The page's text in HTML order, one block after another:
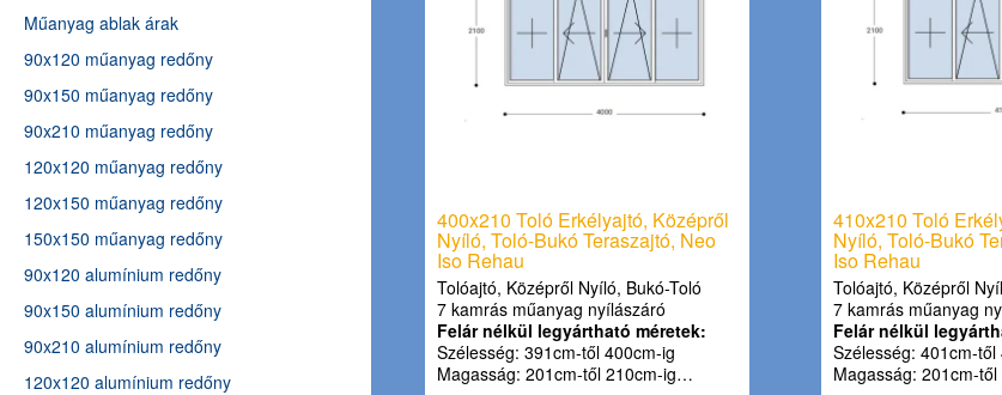
400x210 Toló Erkélyajtó, Középről
Nyíló, Toló-Bukó Teraszajtó, Neo
Iso Rehau
Tolóajtó, Középről Nyíló, Bukó-Toló
7 kamrás műanyag nyílászáró
Felár nélkül legyártható méretek:
Szélesség: 391cm-től 400cm-ig
Magasság: 201cm-től 210cm-ig…
410x210 Toló
Nyíló, Toló-Bukó
Iso Rehau
Tolóajtó, Középről
7 kamrás műanyag
Felár nélkül
Szélesség: 401cm-től
Magasság: 201cm-
Műanyag ablak árak
90x120 műanyag redőny
90x150 műanyag redőny
90x210 műanyag redőny
120x120 műanyag redőny
120x150 műanyag redőny
150x150 műanyag redőny
90x120 alumínium redőny
90x150 alumínium redőny
90x210 alumínium redőny
120x120 alumínium redőny